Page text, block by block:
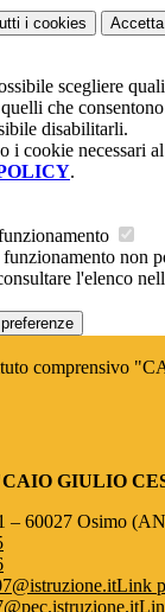
i cookies
scegliere
che
disabilitarli.
i cookie necessari
.
non
l'elenco
comprensivo
GIULIO
– 60027 Osimo
Link